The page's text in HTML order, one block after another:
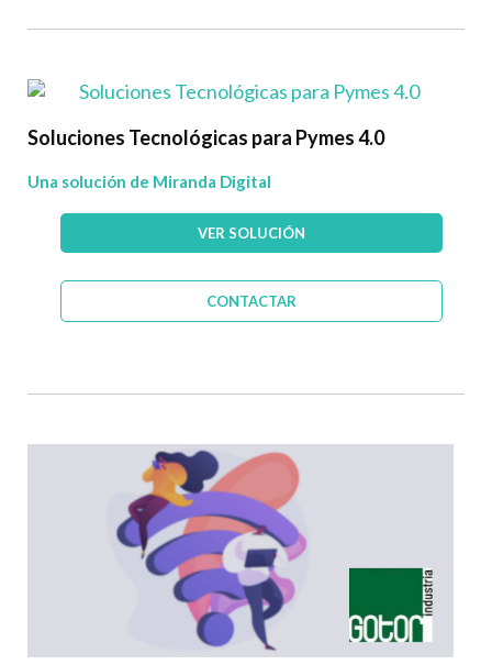
Soluciones Tecnológicas para Pymes 4.0
Una solución de Miranda Digital
VER SOLUCIÓN
CONTACTAR